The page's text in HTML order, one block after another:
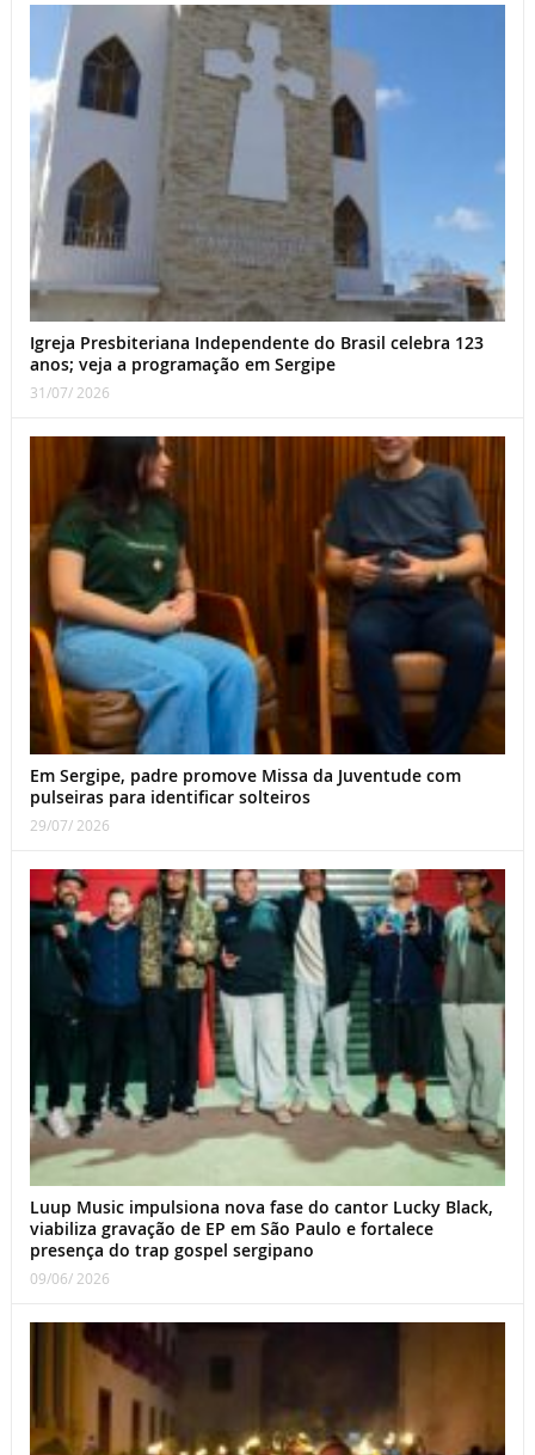
Igreja Presbiteriana Independente do Brasil celebra 123
anos; veja a programação em Sergipe
31/07/ 2026
Em Sergipe, padre promove Missa da Juventude com
pulseiras para identificar solteiros
29/07/ 2026
Luup Music impulsiona nova fase do cantor Lucky Black,
viabiliza gravação de EP em São Paulo e fortalece
presença do trap gospel sergipano
09/06/ 2026